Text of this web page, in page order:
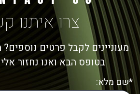
צרו איתנו
מעוניינים לקבל פרטים
בטופס הבא ואנו נחזור
*שם מלא: